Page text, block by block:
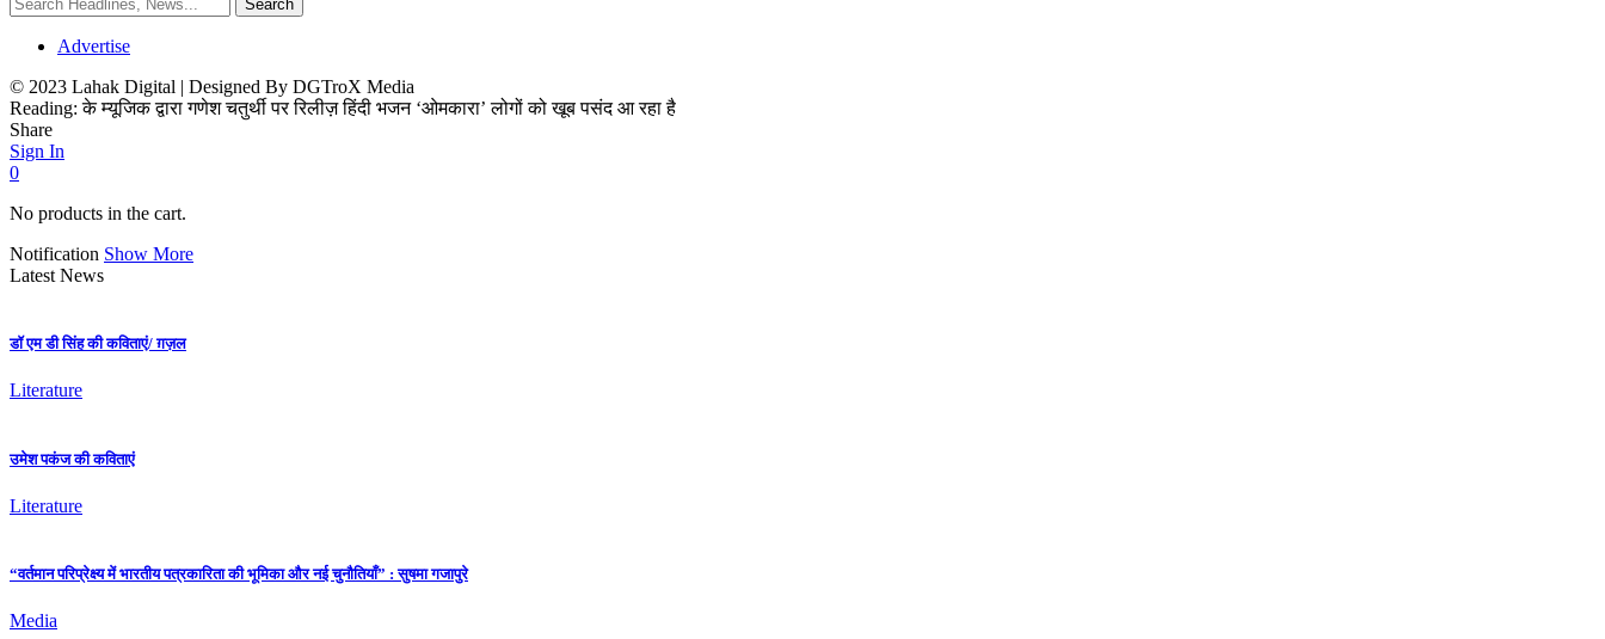
Advertise
© 2023 Lahak Digital | Designed By DGTroX Media
Reading: के म्यूजिक द्वारा गणेश चतुर्थी पर रिलीज़ हिंदी भजन ‘ओमकारा’ लोगों को खूब पसंद आ रहा है
Share
Sign In
0
No products in the cart.
Notification Show More
Latest News
डॉ एम डी सिंह की कविताएं/ ग़ज़ल
Literature
उमेश पकंज की कविताएं
Literature
“वर्तमान परिप्रेक्ष्य में भारतीय पत्रकारिता की भूमिका और नई चुनौतियाँ” : सुषमा गजापुरे
Media